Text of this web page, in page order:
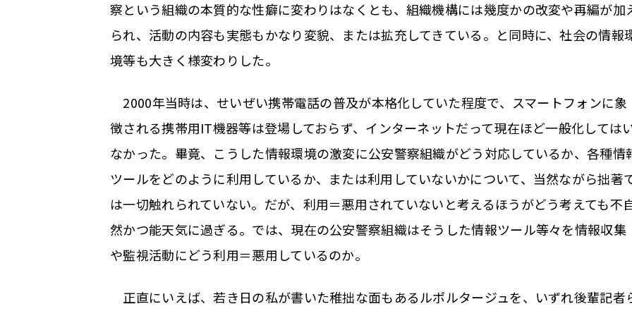
察という組織の本質的な性癖に変わりはなくとも、組織機構には幾度かの改変や再編が加
られ、活動の内容も実態もかなり変貌、または拡充してきている。と同時に、社会の情報
境等も大きく様変わりした。
2000年当時は、せいぜい携帯電話の普及が本格化していた程度で、スマートフォンに象
徴される携帯用IT機器等は登場しておらず、インターネットだって現在ほど一般化しては
なかった。畢竟、こうした情報環境の激変に公安警察組織がどう対応しているか、各種情
ツールをどのように利用しているか、または利用していないかについて、当然ながら拙著
は一切触れられていない。だが、利用＝悪用されていないと考えるほうがどう考えても不
然かつ能天気に過ぎる。では、現在の公安警察組織はそうした情報ツール等々を情報収集
や監視活動にどう利用＝悪用しているのか。
正直にいえば、若き日の私が書いた稚拙な面もあるルポルタージュを、いずれ後輩記者